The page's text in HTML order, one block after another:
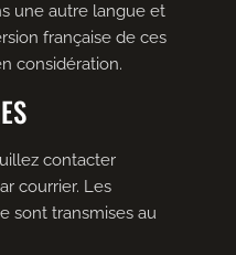
une autre langue et
française de ces
considération.
contacter
courrier. Les
sont transmises au